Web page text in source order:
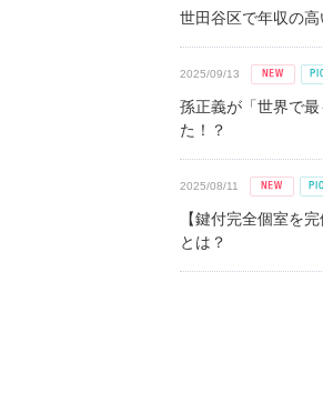
世田谷区で年収の
2025/09/13
孫正義が「世界で
た！？
2025/08/11
【鍵付完全個室を
とは？